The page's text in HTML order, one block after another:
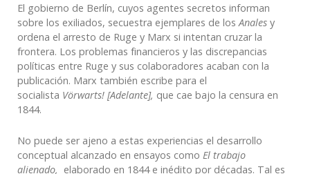
El gobierno de Berlín, cuyos agentes secretos informan
sobre los exiliados, secuestra ejemplares de los Anales y
ordena el arresto de Ruge y Marx si intentan cruzar la
frontera. Los problemas financieros y las discrepancias
políticas entre Ruge y sus colaboradores acaban con la
publicación. Marx también escribe para el
socialista Vörwarts! [Adelante], que cae bajo la censura en
1844.
No puede ser ajeno a estas experiencias el desarrollo
conceptual alcanzado en ensayos como El trabajo
alienado, elaborado en 1844 e inédito por décadas. Tal es